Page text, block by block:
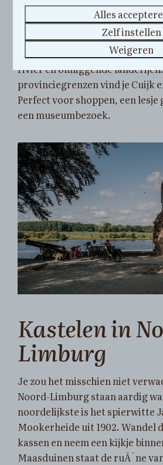
historische centrum. Bezoek
en geniet van een drankje op
Ook Arcen heeft een gezellig
de Maas. Geniet van een ijsje
rivier en omliggende
provinciegrenzen vind je Cuijk
Perfect voor shoppen, een lesje
een museumbezoek.
Kastelen in
Limburg
Je zou het misschien niet
Noord-Limburg staan aardig
noordelijkste is het spierwitte
Mookerheide uit 1902. Wandel
kassen en neem een kijkje
Maasduinen staat de ruÃ¯ne
Alles
Zelf instellen
Weigeren